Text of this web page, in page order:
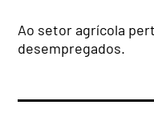
Ao setor agrícola
desempregados.